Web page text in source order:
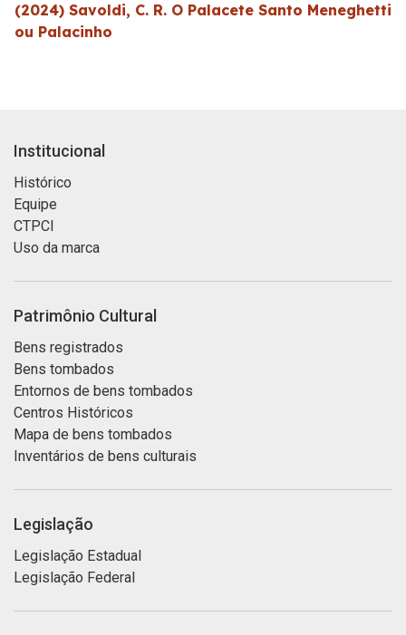
(2024) Savoldi, C. R. O Palacete Santo Meneghetti
ou Palacinho
Institucional
Histórico
Equipe
CTPCI
Uso da marca
Patrimônio Cultural
Bens registrados
Bens tombados
Entornos de bens tombados
Centros Históricos
Mapa de bens tombados
Inventários de bens culturais
Legislação
Legislação Estadual
Legislação Federal